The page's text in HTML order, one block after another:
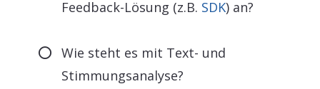
Feedback-Lösung (z.B. SDK) an?
Wie steht es mit Text- und
Stimmungsanalyse?